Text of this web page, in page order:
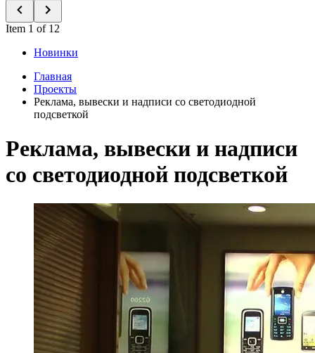
Item 1 of 12
Новинки
Главная
Проекты
Реклама, вывески и надписи со светодиодной
подсветкой
Реклама, вывески и надписи
со светодиодной подсветкой